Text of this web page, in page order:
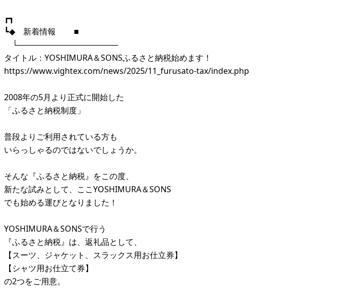
┏┓
┗◆ 新着情報 ■
└──────────────────
タイトル：YOSHIMURA＆SONSふるさと納税始めます！
https://www.vightex.com/news/2025/11_furusato-tax/index.php
2008年の5月より正式に開始した
「ふるさと納税制度」
普段よりご利用されている方も
いらっしゃるのではないでしょうか。
そんな『ふるさと納税』をこの度、
新たな試みとして、ここYOSHIMURA＆SONS
でも始める運びとなりました！
YOSHIMURA＆SONSで行う
『ふるさと納税』は、返礼品として、
【スーツ、ジャケット、スラックス用お仕立券】
【シャツ用お仕立て券】
の2つをご用意。